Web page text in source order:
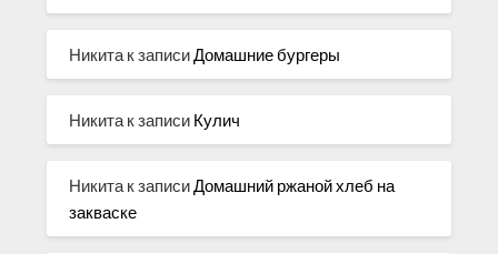
Никита к записиДомашние бургеры
Никита к записи Кулич
Никита к записиДомашний ржаной хлеб на
закваске